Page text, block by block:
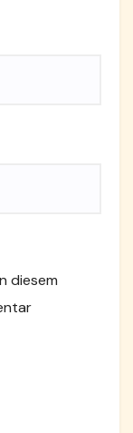
diesem